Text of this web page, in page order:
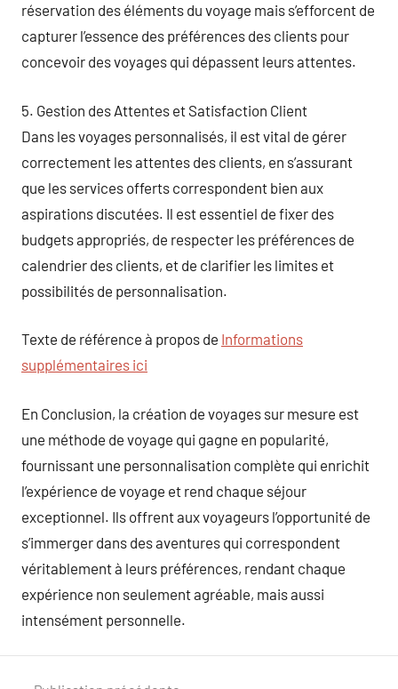
réservation des éléments du voyage mais s’efforcent de
capturer l’essence des préférences des clients pour
concevoir des voyages qui dépassent leurs attentes.
5. Gestion des Attentes et Satisfaction Client
Dans les voyages personnalisés, il est vital de gérer
correctement les attentes des clients, en s’assurant
que les services offerts correspondent bien aux
aspirations discutées. Il est essentiel de fixer des
budgets appropriés, de respecter les préférences de
calendrier des clients, et de clarifier les limites et
possibilités de personnalisation.
Texte de référence à propos de Informations
supplémentaires ici
En Conclusion, la création de voyages sur mesure est
une méthode de voyage qui gagne en popularité,
fournissant une personnalisation complète qui enrichit
l’expérience de voyage et rend chaque séjour
exceptionnel. Ils offrent aux voyageurs l’opportunité de
s’immerger dans des aventures qui correspondent
véritablement à leurs préférences, rendant chaque
expérience non seulement agréable, mais aussi
intensément personnelle.